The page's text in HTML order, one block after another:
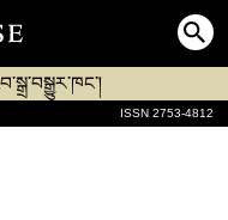
ISSN 2753-4812